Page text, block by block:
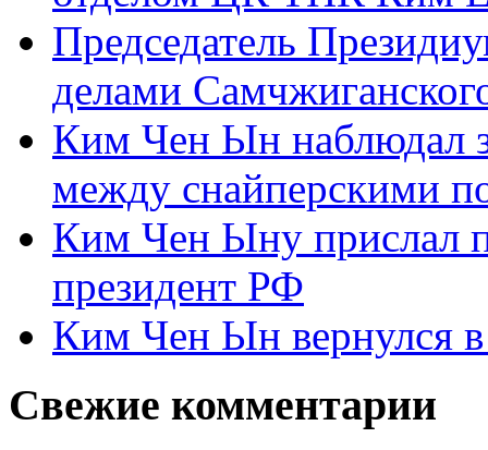
Председатель
делами
Ким Чен Ын наблюдал
между снайперскими
Ким Чен Ыну прислал
президент РФ
Ким Чен Ын вернулся
Свежие комментарии